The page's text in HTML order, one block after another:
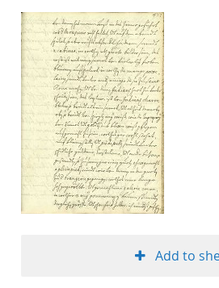
Add to